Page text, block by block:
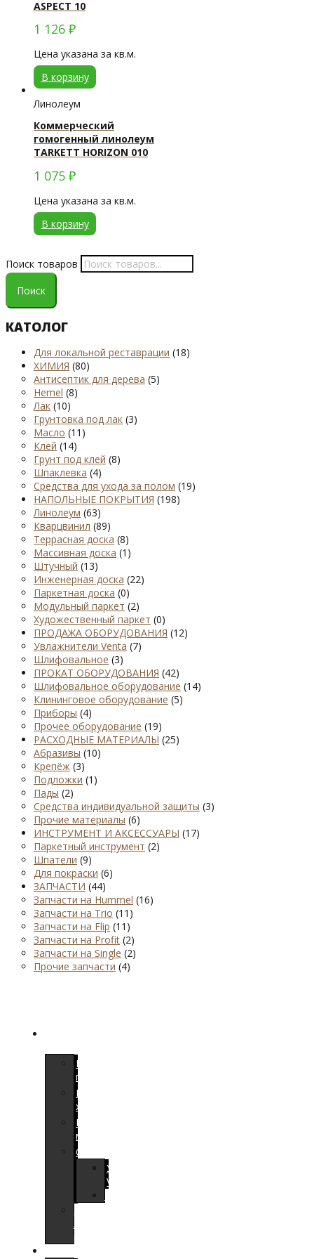
Поиск товаров
Поиск
КАТОЛОГ
Для локальной реставрации (18)
ХИМИЯ (80)
Антисептик для дерева (5)
Hemel (8)
Лак (10)
Грунтовка под лак (3)
Масло (11)
Клей (14)
Грунт под клей (8)
Шпаклевка (4)
Средства для ухода за полом (19)
НАПОЛЬНЫЕ ПОКРЫТИЯ (198)
Линолеум (63)
Кварцвинил (89)
Террасная доска (8)
Массивная доска (1)
Штучный (13)
Инженерная доска (22)
Паркетная доска (0)
Модульный паркет (2)
Художественный паркет (0)
ПРОДАЖА ОБОРУДОВАНИЯ (12)
Увлажнители Venta (7)
Шлифовальное (3)
ПРОКАТ ОБОРУДОВАНИЯ (42)
Шлифовальное оборудование (14)
Клининговое оборудование (5)
Приборы (4)
Прочее оборудование (19)
РАСХОДНЫЕ МАТЕРИАЛЫ (25)
Абразивы (10)
Крепёж (3)
Подложки (1)
Пады (2)
Средства индивидуальной защиты (3)
Прочие материалы (6)
ИНСТРУМЕНТ И АКСЕССУАРЫ (17)
Паркетный инструмент (2)
Шпатели (9)
Для покраски (6)
ЗАПЧАСТИ (44)
Запчасти на Hummel (16)
Запчасти на Trio (11)
Запчасти на Flip (11)
Запчасти на Profit (2)
Запчасти на Single (2)
Прочие запчасти (4)
ASPECT 10
1 126 ₽
Цена указана за кв.м.
В корзину
Линолеум
Коммерческий
гомогенный линолеум
TARKETT HORIZON 010
1 075 ₽
Цена указана за кв.м.
В корзину
Напольные
покрытия
Паркетная
химия
Расходный
материал
Оборудование
Увлажнители
Venta
Для
локальной
реставрации